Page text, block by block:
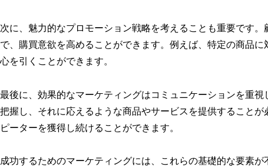
次に、魅力的なプロモーション戦略を考えることも重要です
で、購買意欲を高めることができます。例えば、特定の商品
心を引くことができます。
最後に、効果的なマーケティングはコミュニケーションを重
把握し、それに応えるような商品やサービスを提供すること
ピーターを獲得し続けることができます。
成功するためのマーケティングには、これらの基礎的な要素